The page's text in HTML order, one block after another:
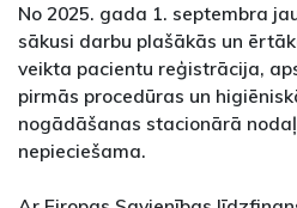
No 2025. gada 1. septembra
sākusi darbu plašākās un
veikta pacientu reģistrācija,
pirmās procedūras un
nogādāšanas stacionārā
nepieciešama.